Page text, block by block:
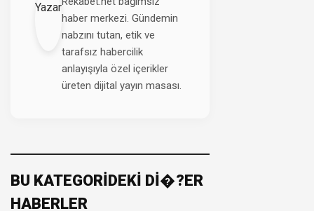
haber merkezi. Gündemin
nabzını tutan, etik ve
tarafsız habercilik
anlayışıyla özel içerikler
üreten dijital yayın masası.
BU KATEGORİDEKİ Dİ�?ER
HABERLER